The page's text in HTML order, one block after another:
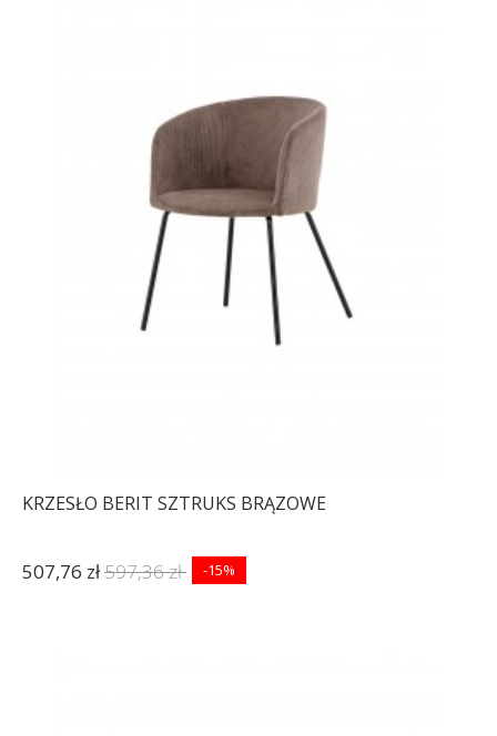
KRZESŁO BERIT SZTRUKS BRĄZOWE
507,76 zł597,36 zł -15%